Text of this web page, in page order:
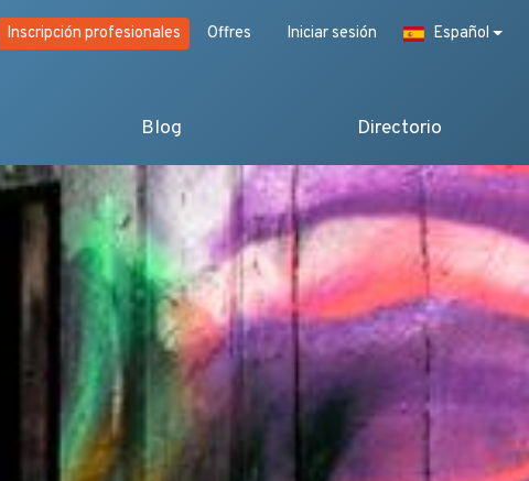
Inscripción profesionales Offres Iniciar sesión Español
Blog Directorio